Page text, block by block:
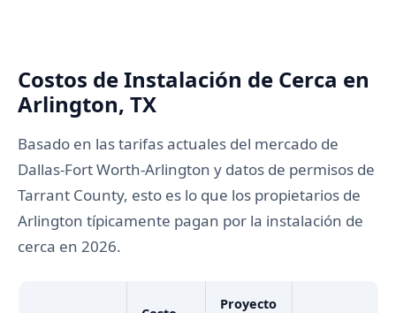
Costos de Instalación de Cerca en
Arlington, TX
Basado en las tarifas actuales del mercado de
Dallas-Fort Worth-Arlington y datos de permisos de
Tarrant County, esto es lo que los propietarios de
Arlington típicamente pagan por la instalación de
cerca en 2026.
Proyecto